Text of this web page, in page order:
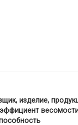
изделие,